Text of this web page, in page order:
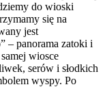
do wioski
się na
jest
– panorama zatoki i
wiosce
serów i słodkich
wyspy. Po